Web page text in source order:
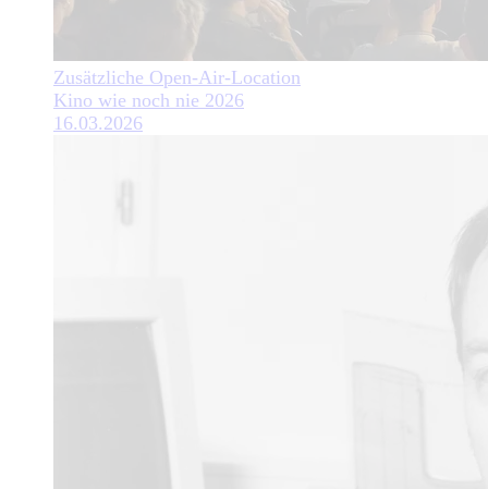
Zusätzliche Open-Air-Location
Kino wie noch nie 2026
16.03.2026